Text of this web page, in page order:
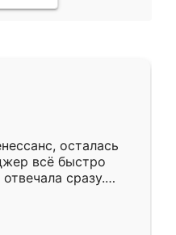
осталась
всё быстро
сразу.
подошёл к
Собрали
аккуратно, даже